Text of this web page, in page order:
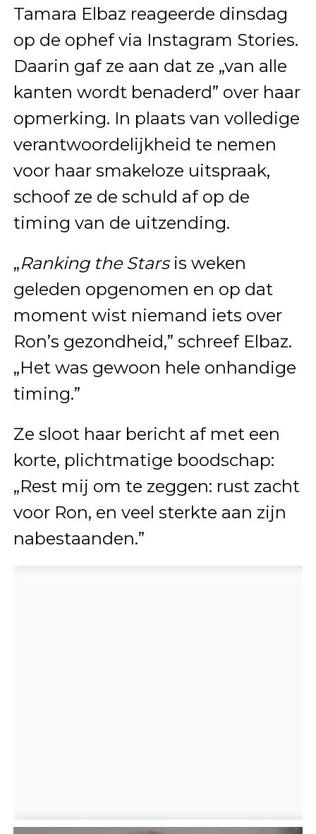
Tamara Elbaz reageerde dinsdag
op de ophef via Instagram Stories.
Daarin gaf ze aan dat ze „van alle
kanten wordt benaderd” over haar
opmerking. In plaats van volledige
verantwoordelijkheid te nemen
voor haar smakeloze uitspraak,
schoof ze de schuld af op de
timing van de uitzending.
„Ranking the Starsis weken
geleden opgenomen en op dat
moment wist niemand iets over
Ron’s gezondheid,” schreef Elbaz.
„Het was gewoon hele onhandige
timing.”
Ze sloot haar bericht af met een
korte, plichtmatige boodschap:
„Rest mij om te zeggen: rust zacht
voor Ron, en veel sterkte aan zijn
nabestaanden.”